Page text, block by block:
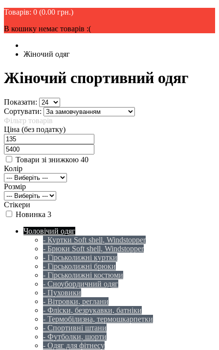
Товарів: 0 (0.00 грн.)
В кошику немає товарів :(
Жіночий одяг
Жіночий спортивний одяг
Показати:
Сортувати:
Фільтр товарів
Ціна (без податку)
Товари зі знижкою 40
Колір
Розмір
Стікери
Новинка 3
Чоловічий одяг
- Куртки Soft shell, Windstopper
- Брюки Soft shell, Windstopper
- Гірськолижні куртки
- Гірськолижні брюки
- Гірськолижні костюми
- Сноубордичний одяг
- Пуховики
- Вітровки, реглани
- Фліски, безрукавки, батніки
- Термобілизна, термошкарпетки
- Спортивні штани
- Футболки, шорти
- Одяг для фітнесу